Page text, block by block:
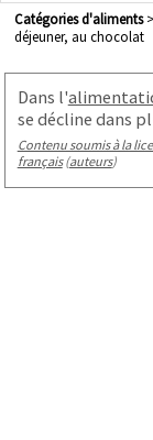
Catégories d'aliments>
déjeuner, au chocolat
Dans l'
se décline dans
Contenu soumis à la
français(auteurs)